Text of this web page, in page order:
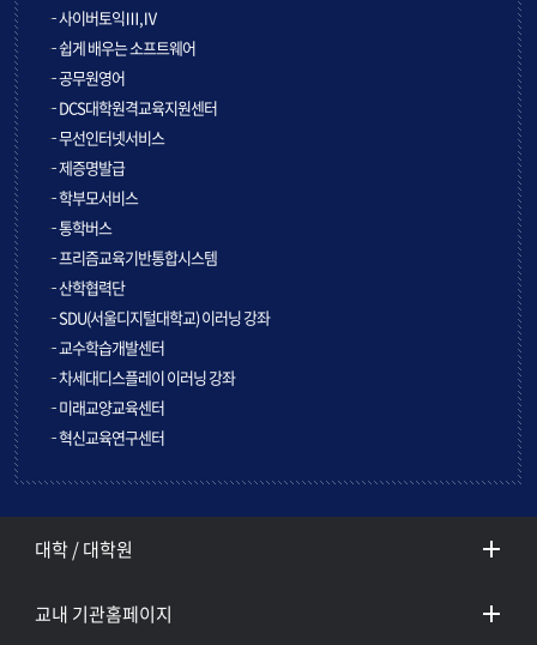
사이버토익Ⅲ,Ⅳ
쉽게 배우는 소프트웨어
공무원영어
DCS대학원격교육지원센터
무선인터넷서비스
제증명발급
학부모서비스
통학버스
프리즘교육기반통합시스템
산학협력단
SDU(서울디지털대학교) 이러닝 강좌
교수학습개발센터
차세대디스플레이 이러닝 강좌
미래교양교육센터
혁신교육연구센터
대학 / 대학원
교내 기관홈페이지